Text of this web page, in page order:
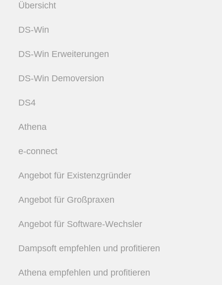
Übersicht
DS-Win
DS-Win Erweiterungen
DS-Win Demoversion
DS4
Athena
e-connect
Angebot für Existenzgründer
Angebot für Großpraxen
Angebot für Software-Wechsler
Dampsoft empfehlen und profitieren
Athena empfehlen und profitieren